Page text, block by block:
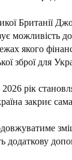
Британії
можливість
якого
зброї для
рік
закриє
додаткову